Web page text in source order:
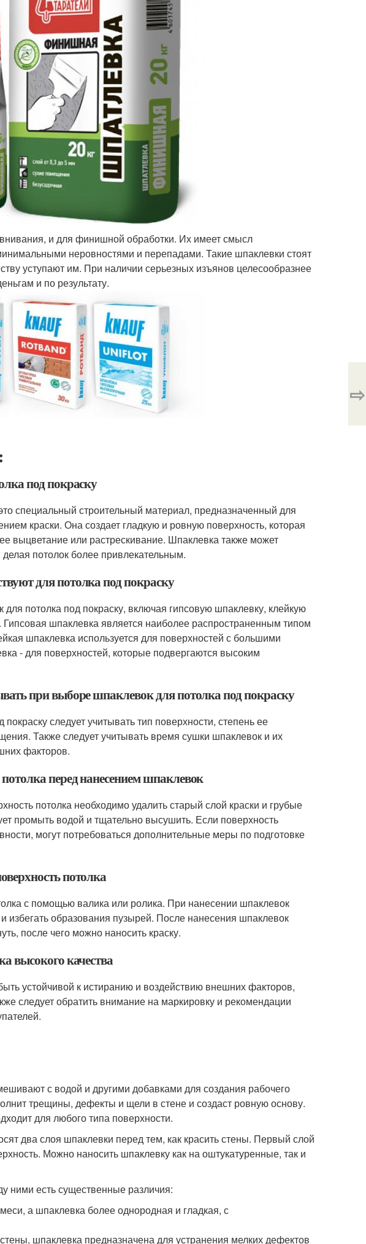
и для финишной обработки. Их имеет смысл
неровностями и перепадами. Такие шпаклевки стоят
уступают им. При наличии серьезных изъянов целесообразнее
и по результату.
под покраску
специальный строительный материал, предназначенный для
краски. Она создает гладкую и ровную поверхность, которая
выцветание или растрескивание. Шпаклевка также может
потолок более привлекательным.
для потолка под покраску
потолка под покраску, включая гипсовую шпаклевку, клейкую
шпаклевка является наиболее распространенным типом
шпаклевка используется для поверхностей с большими
- для поверхностей, которые подвергаются высоким
при выборе шпаклевок для потолка под покраску
следует учитывать тип поверхности, степень ее
Также следует учитывать время сушки шпаклевок и их
факторов.
перед нанесением шпаклевок
потолка необходимо удалить старый слой краски и грубые
промыть водой и тщательно высушить. Если поверхность
могут потребоваться дополнительные меры по подготовке
потолка
с помощью валика или ролика. При нанесении шпаклевок
избегать образования пузырей. После нанесения шпаклевок
после чего можно наносить краску.
высокого качества
устойчивой к истиранию и воздействию внешних факторов,
следует обратить внимание на маркировку и рекомендации
с водой и другими добавками для создания рабочего
трещины, дефекты и щели в стене и создаст ровную основу.
для любого типа поверхности.
два слоя шпаклевки перед тем, как красить стены. Первый слой
Можно наносить шпаклевку как на оштукатуренные, так и
ними есть существенные различия:
а шпаклевка более однородная и гладкая, с
шпаклевка предназначена для устранения мелких дефектов
⇨